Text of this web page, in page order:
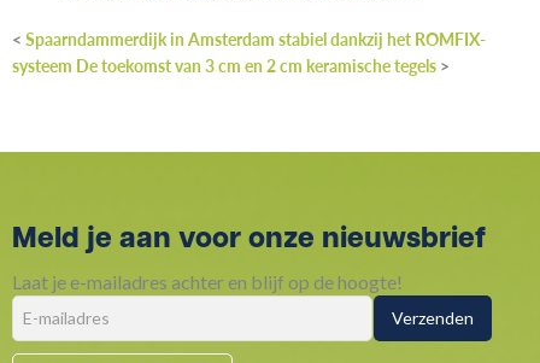
< Spaarndammerdijk in Amsterdam stabiel dankzij het ROMFIX-
systeem De toekomst van 3 cm en 2 cm keramische tegels >
Meld je aan voor onze nieuwsbrief
Laat je e-mailadres achter en blijf op de hoogte!